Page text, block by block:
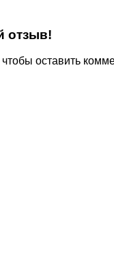
отзыв!
чтобы оставить